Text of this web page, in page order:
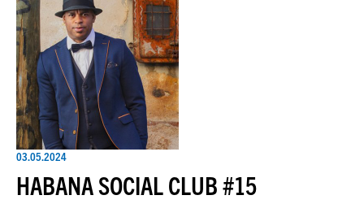
03.05.2024
HABANA SOCIAL CLUB #15